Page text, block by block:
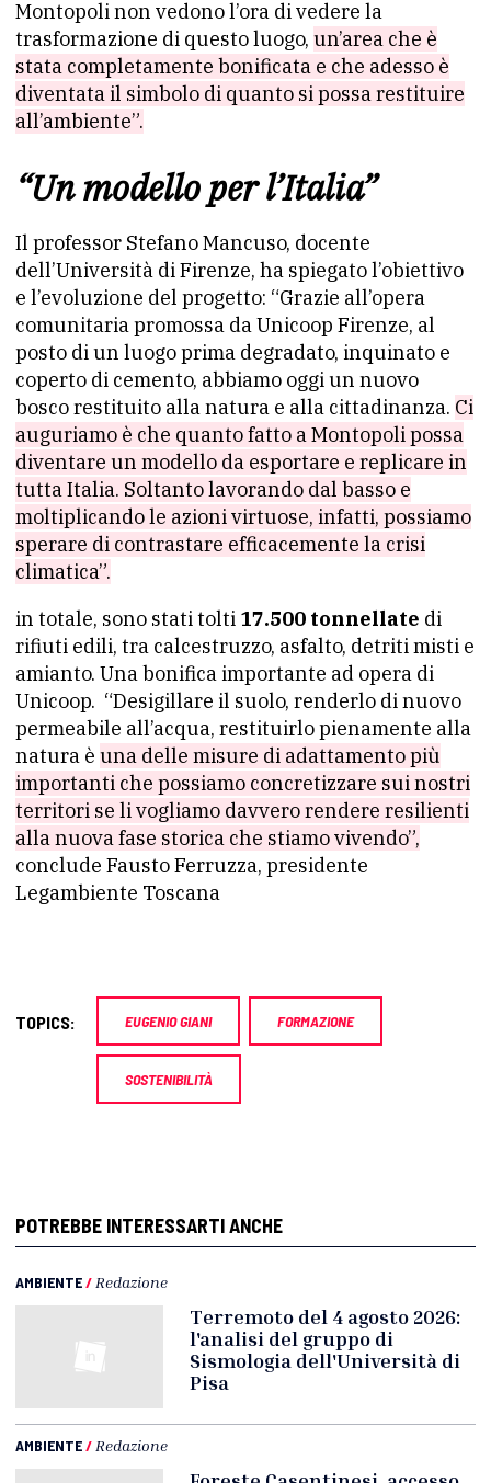
Montopoli non vedono l’ora di vedere la
trasformazione di questo luogo, un’area che è
stata completamente bonificata e che adesso è
diventata il simbolo di quanto si possa restituire
all’ambiente”.
“Un modello per l’Italia”
Il professor Stefano Mancuso, docente
dell’Università di Firenze, ha spiegato l’obiettivo
e l’evoluzione del progetto: “Grazie all’opera
comunitaria promossa da Unicoop Firenze, al
posto di un luogo prima degradato, inquinato e
coperto di cemento, abbiamo oggi un nuovo
bosco restituito alla natura e alla cittadinanza. Ci
auguriamo è che quanto fatto a Montopoli possa
diventare un modello da esportare e replicare in
tutta Italia. Soltanto lavorando dal basso e
moltiplicando le azioni virtuose, infatti, possiamo
sperare di contrastare efficacemente la crisi
climatica”.
in totale, sono stati tolti 17.500 tonnellate di
rifiuti edili, tra calcestruzzo, asfalto, detriti misti e
amianto. Una bonifica importante ad opera di
Unicoop. “Desigillare il suolo, renderlo di nuovo
permeabile all’acqua, restituirlo pienamente alla
natura è una delle misure di adattamento più
importanti che possiamo concretizzare sui nostri
territori se li vogliamo davvero rendere resilienti
alla nuova fase storica che stiamo vivendo”,
conclude Fausto Ferruzza, presidente
Legambiente Toscana
TOPICS: EUGENIO GIANI FORMAZIONE
SOSTENIBILITÀ
POTREBBE INTERESSARTI ANCHE
AMBIENTE/ Redazione
Terremoto del 4 agosto 2026:
l'analisi del gruppo di
Sismologia dell'Università di
Pisa
AMBIENTE/ Redazione